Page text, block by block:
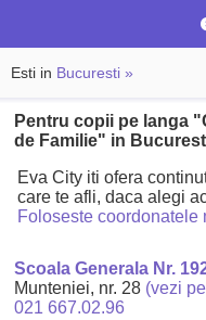
Esti in Bucuresti »
Pentru copii pe langa
de Familie" in
Eva City iti ofera
care te afli, daca alegi
Foloseste coordonatele
Scoala Generala Nr.
Munteniei, nr. 28 (vezi
021 667.02.96